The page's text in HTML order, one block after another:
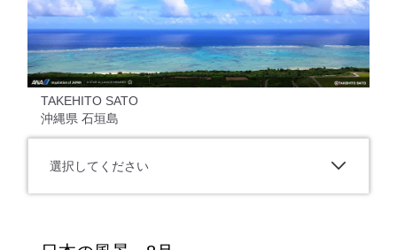
TAKEHITO SATO
沖縄県 石垣島
選択してください